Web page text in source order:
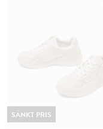
SÄNKT PRIS